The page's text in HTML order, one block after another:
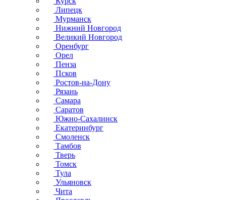
Липецк
Мурманск
Нижний Новгород
Великий Новгород
Оренбург
Орел
Пенза
Псков
Ростов-на-Дону
Рязань
Самара
Саратов
Южно-Сахалинск
Екатеринбург
Смоленск
Тамбов
Тверь
Томск
Тула
Ульяновск
Чита